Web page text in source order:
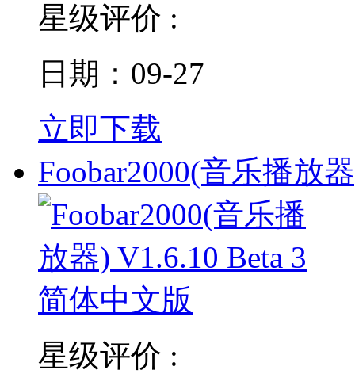
星级评价 :
日期：09-27
立即下载
Foobar2000(音乐播放
星级评价 :